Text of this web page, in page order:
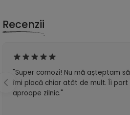
Recenzii
"Super comozi! Nu mă așteptam să
îmi placă chiar atât de mult. Îi port
aproape zilnic."